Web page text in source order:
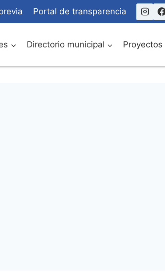
Portal de transparencia
Directorio municipal Proyectos